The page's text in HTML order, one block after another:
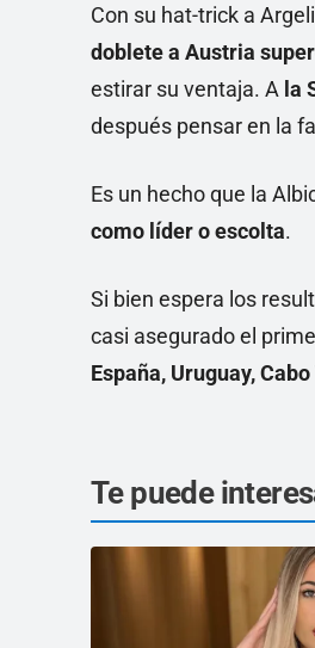
Con su hat-trick a
doblete a Austria
estirar su ventaja. A la
después pensar en la
Es un hecho que la
como líder o escolta.
Si bien espera los
casi asegurado el
España, Uruguay,
Te puede